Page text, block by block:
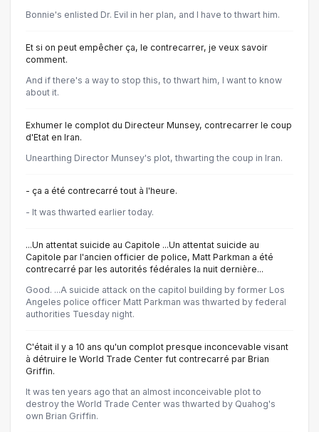
Bonnie's enlisted Dr. Evil in her plan, and I have to thwart him.
Et si on peut empêcher ça, le contrecarrer, je veux savoir
comment.
And if there's a way to stop this, to thwart him, I want to know
about it.
Exhumer le complot du Directeur Munsey, contrecarrer le coup
d'Etat en Iran.
Unearthing Director Munsey's plot, thwarting the coup in Iran.
- ça a été contrecarré tout à l'heure.
- It was thwarted earlier today.
...Un attentat suicide au Capitole ...Un attentat suicide au
Capitole par l'ancien officier de police, Matt Parkman a été
contrecarré par les autorités fédérales la nuit dernière...
Good. ...A suicide attack on the capitol building by former Los
Angeles police officer Matt Parkman was thwarted by federal
authorities Tuesday night.
C'était il y a 10 ans qu'un complot presque inconcevable visant
à détruire le World Trade Center fut contrecarré par Brian
Griffin.
It was ten years ago that an almost inconceivable plot to
destroy the World Trade Center was thwarted by Quahog's
own Brian Griffin.